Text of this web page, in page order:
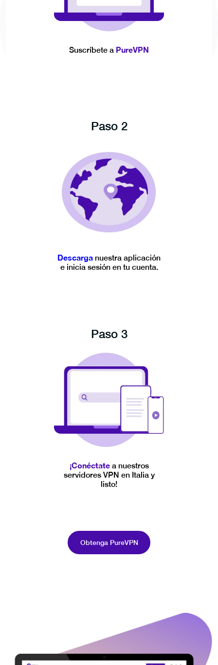
Suscríbete a PureVPN
Paso 2
Descarga nuestra aplicación
e inicia sesión en tu cuenta.
Paso 3
¡Conéctate a nuestros
servidores VPN en Italia y
listo!
Obtenga PureVPN